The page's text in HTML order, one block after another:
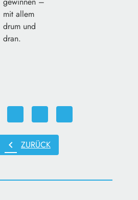
mit allem
drum und
dran.
chevron_left ZURÜCK